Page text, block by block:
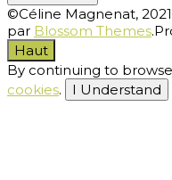
©Céline Magnenat, 2021
par Blossom Themes
Haut
By continuing to
cookies. I Understand